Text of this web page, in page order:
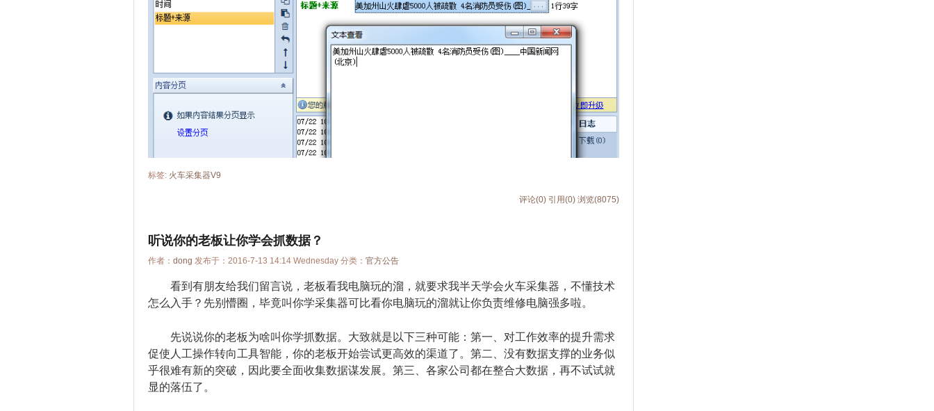
标签: 火车采集器V9
评论(0) 引用(0) 浏览(8075)
听说你的老板让你学会抓数据？
作者： dong 发布于：2016-7-13 14:14 Wednesday 分类： 官方公告
看到有朋友给我们留言说，老板看我电脑玩的溜，就要求我半天学会火车采集器，不懂技术
怎么入手？先别懵圈，毕竟叫你学采集器可比看你电脑玩的溜就让你负责维修电脑强多啦。
先说说你的老板为啥叫你学抓数据。大致就是以下三种可能：第一、对工作效率的提升需求
促使人工操作转向工具智能，你的老板开始尝试更高效的渠道了。第二、没有数据支撑的业务似
乎很难有新的突破，因此要全面收集数据谋发展。第三、各家公司都在整合大数据，再不试试就
显的落伍了。